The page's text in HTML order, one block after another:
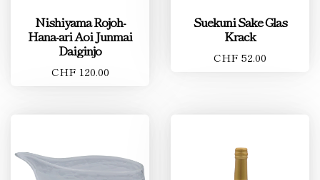
Nishiyama Rojoh-
Hana-ari Aoi Junmai
Daiginjo
CHF 120.00
Suekuni Sake Glas
Krack
CHF 52.00